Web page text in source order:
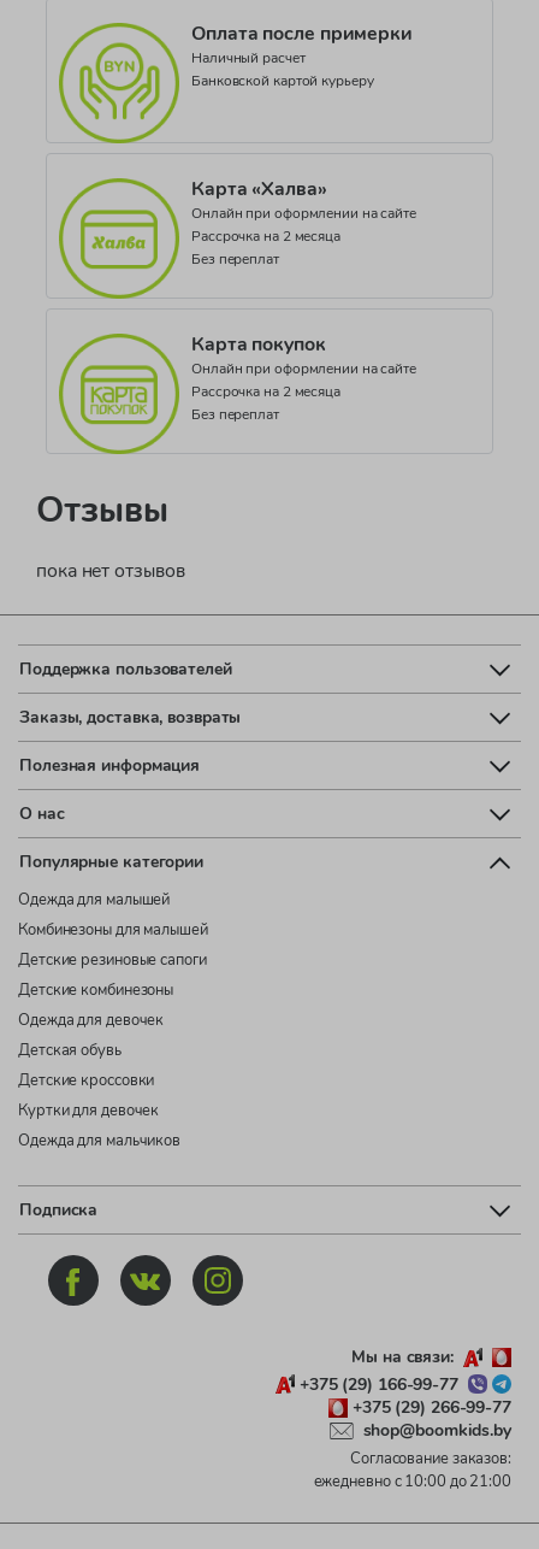
Оплата после примерки
Наличный расчет
Банковской картой курьеру
Карта «Халва»
Онлайн при оформлении на сайте
Рассрочка на 2 месяца
Без переплат
Карта покупок
Онлайн при оформлении на сайте
Рассрочка на 2 месяца
Без переплат
Отзывы
пока нет отзывов
Поддержка пользователей
Заказы, доставка, возвраты
Полезная информация
О нас
Популярные категории
Одежда для малышей
Комбинезоны для малышей
Детские резиновые сапоги
Детские комбинезоны
Одежда для девочек
Детская обувь
Детские кроссовки
Куртки для девочек
Одежда для мальчиков
Подписка
Мы на связи:
+375 (29) 166-99-77
+375 (29) 266-99-77
shop@boomkids.by
Согласование заказов:
ежедневно с 10:00 до 21:00